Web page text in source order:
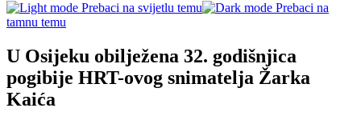
Prebaci na svijetlu temu
Prebaci na
tamnu temu
U Osijeku obilježena 32. godišnjica
pogibije HRT-ovog snimatelja Žarka
Kaića